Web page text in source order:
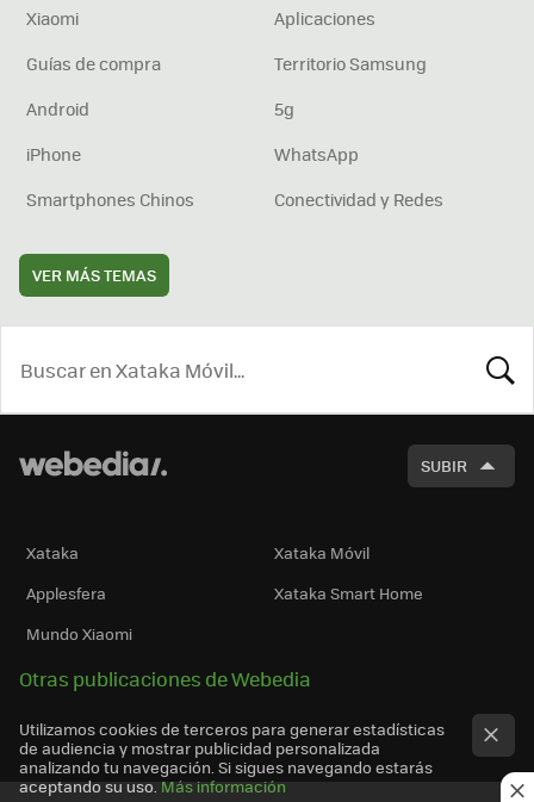
Xiaomi
Aplicaciones
Guías de compra
Territorio Samsung
Android
5g
iPhone
WhatsApp
Smartphones Chinos
Conectividad y Redes
VER MÁS TEMAS
SUBIR
Xataka
Xataka Móvil
Applesfera
Xataka Smart Home
Mundo Xiaomi
Otras publicaciones de Webedia
Utilizamos cookies de terceros para generar estadísticas
de audiencia y mostrar publicidad personalizada
analizando tu navegación. Si sigues navegando estarás
aceptando su uso. Más información